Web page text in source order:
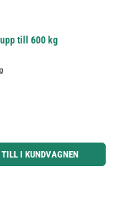
till 600 kg
för att öka eller minska kvantiteten.
I KUNDVAGNEN